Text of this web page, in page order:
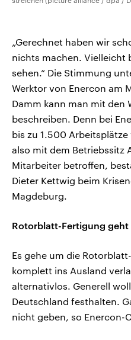
„Gerechnet haben wir
nichts machen. Vielleicht
sehen.“ Die Stimmung
Werktor von Enercon am
Damm kann man mit den
beschreiben. Denn bei
bis zu 1.500
also mit dem Betriebssitz
Mitarbeiter betroffen,
Dieter Kettwig beim
Magdeburg.
Rotorblatt-Fertigung geht
Es gehe um die
komplett ins Ausland
alternativlos. Generell
Deutschland festhalten.
nicht geben, so Enercon-